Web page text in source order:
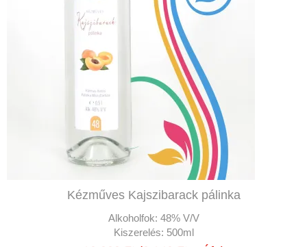
Kézműves Kajszibarack pálinka
Alkoholfok: 48% V/V
Kiszerelés: 500ml